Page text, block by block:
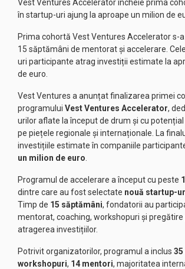
Vest Ventures Accelerator încheie prima
în startup-uri ajung la aproape un milion de
Prima cohortă Vest Ventures Accelerator s-
15 săptămâni de mentorat și accelerare.
uri participante atrag investiții estimate la
de euro.
Vest Ventures a anunțat finalizarea primei
programului Vest Ventures Accelerator,
urilor aflate la început de drum și cu
pe piețele regionale și internaționale. La
investițiile estimate în companiile
un milion de euro
Programul de accelerare a început cu peste
dintre care au fost selectate nouă startup-
Timp de 15 săptămâni, fondatorii au
mentorat, coaching, workshopuri și pregătire
atragerea investițiilor.
Potrivit organizatorilor, programul a inclus 35
workshopuri, 14 mentori, majoritatea